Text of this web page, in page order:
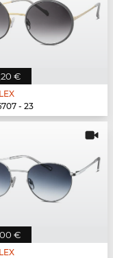
€
- 23
€